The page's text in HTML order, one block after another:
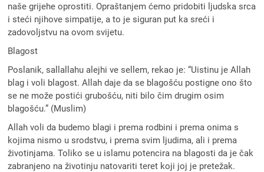
naše grijehe oprostiti. Opraštanjem ćemo pridobiti ljudska srca
i steći njihove simpatije, a to je siguran put ka sreći i
zadovoljstvu na ovom svijetu.
Blagost
Poslanik, sallallahu alejhi ve sellem, rekao je: “Uistinu je Allah
blag i voli blagost. Allah daje da se blagošću postigne ono što
se ne može postići grubošću, niti bilo čim drugim osim
blagošću.” (Muslim)
Allah voli da budemo blagi i prema rodbini i prema onima s
kojima nismo u srodstvu, i prema svim ljudima, ali i prema
životinjama. Toliko se u islamu potencira na blagosti da je čak
zabranjeno na životinju natovariti teret koji joj je pretežak.